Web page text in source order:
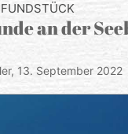
an der
13. September 2022